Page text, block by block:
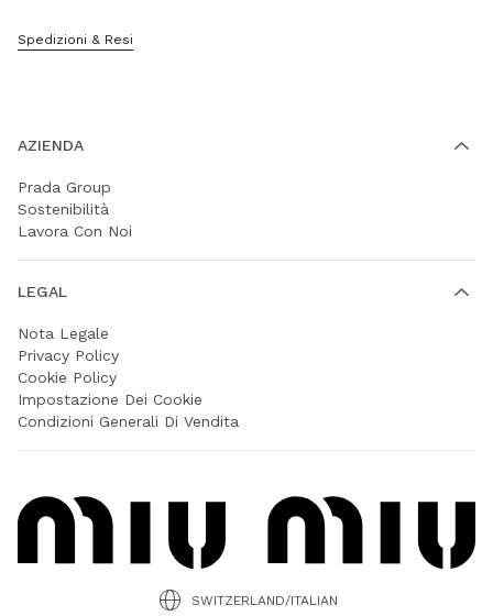
Spedizioni & Resi
Traccia Il Tuo Ordine
AZIENDA
Prada Group
Sostenibilità
Lavora Con Noi
LEGAL
Nota Legale
Privacy Policy
Cookie Policy
Impostazione Dei Cookie
Condizioni Generali Di Vendita
SWITZERLAND/ITALIAN